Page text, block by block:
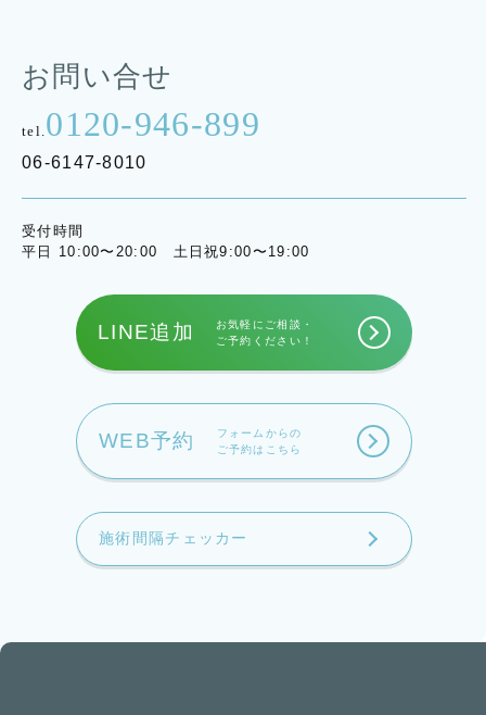
お問い合せ
tel. 0120-946-899
06-6147-8010
受付時間
平日 10:00〜20:00 土日祝9:00〜19:00
LINE追加
お気軽にご相談・
ご予約ください！
WEB予約
フォームからの
ご予約はこちら
施術間隔チェッカー